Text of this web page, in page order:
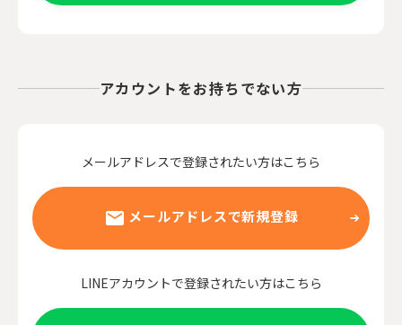
アカウントをお持ちでない方
メールアドレスで登録されたい方はこちら
メールアドレスで新規登録
LINEアカウントで登録されたい方はこちら